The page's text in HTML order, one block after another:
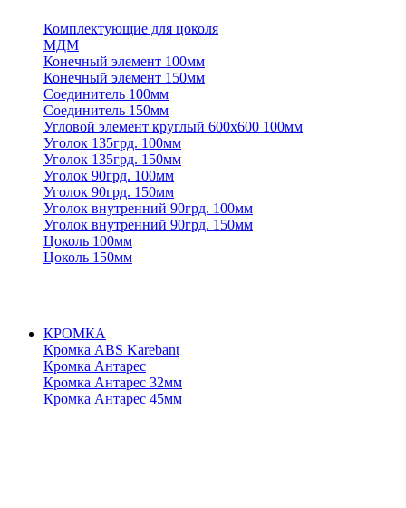
Комплектующие для цоколя
МДМ
Конечный элемент 100мм
Конечный элемент 150мм
Соединитель 100мм
Соединитель 150мм
Угловой элемент круглый 600х600 100мм
Уголок 135грд. 100мм
Уголок 135грд. 150мм
Уголок 90грд. 100мм
Уголок 90грд. 150мм
Уголок внутренний 90грд. 100мм
Уголок внутренний 90грд. 150мм
Цоколь 100мм
Цоколь 150мм
КРОМКА
Кромка ABS Karebant
Кромка Антарес
Кромка Антарес 32мм
Кромка Антарес 45мм